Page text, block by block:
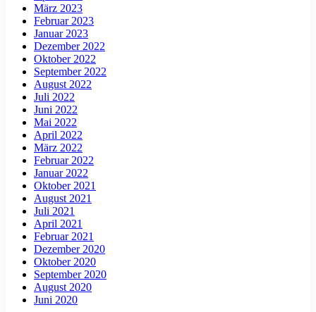
März 2023
Februar 2023
Januar 2023
Dezember 2022
Oktober 2022
September 2022
August 2022
Juli 2022
Juni 2022
Mai 2022
April 2022
März 2022
Februar 2022
Januar 2022
Oktober 2021
August 2021
Juli 2021
April 2021
Februar 2021
Dezember 2020
Oktober 2020
September 2020
August 2020
Juni 2020